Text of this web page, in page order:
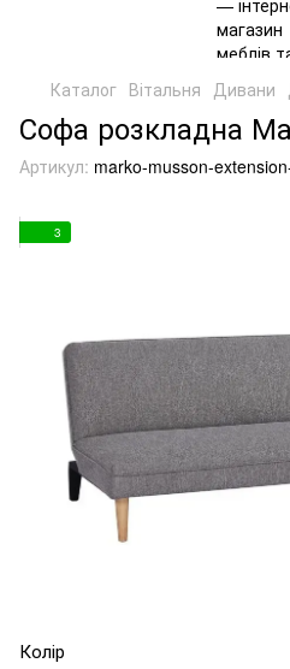
Каталог Вітальня Дивани
Софа розкладна
Артикул: marko-musson-
3
Колір